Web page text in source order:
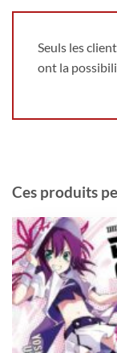
Seuls les
ont la
Ces produits